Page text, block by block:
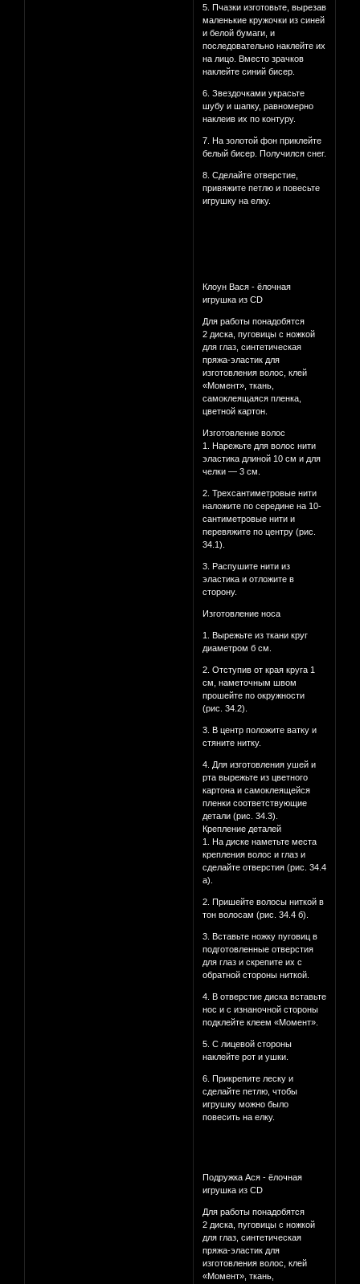
5. Пчазки изготовьте, вырезав
маленькие кружочки из синей
и белой бумаги, и
последовательно наклейте их
на лицо. Вместо зрачков
наклейте синий бисер.
6. Звездочками украсьте
шубу и шапку, равномерно
наклеив их по контуру.
7. На золотой фон приклейте
белый бисер. Получился снег.
8. Сделайте отверстие,
привяжите петлю и повесьте
игрушку на елку.
Клоун Вася - ёлочная
игрушка из CD
Для работы понадобятся
2 диска, пуговицы с ножкой
для глаз, синтетическая
пряжа-эластик для
изготовления волос, клей
«Момент», ткань,
самоклеящаяся пленка,
цветной картон.
Изготовление волос
1. Нарежьте для волос нити
эластика длиной 10 см и для
челки — 3 см.
2. Трехсантиметровые нити
наложите по середине на 10-
сантиметровые нити и
перевяжите по центру (рис.
34.1).
3. Распушите нити из
эластика и отложите в
сторону.
Изготовление носа
1. Вырежьте из ткани круг
диаметром б см.
2. Отступив от края круга 1
см, наметочным швом
прошейте по окружности
(рис. 34.2).
3. В центр положите ватку и
стяните нитку.
4. Для изготовления ушей и
рта вырежьте из цветного
картона и самоклеящейся
пленки соответствующие
детали (рис. 34.3).
Крепление деталей
1. На диске наметьте места
крепления волос и глаз и
сделайте отверстия (рис. 34.4
а).
2. Пришейте волосы ниткой в
тон волосам (рис. 34.4 б).
3. Вставьте ножку пуговиц в
подготовленные отверстия
для глаз и скрепите их с
обратной стороны ниткой.
4. В отверстие диска вставьте
нос и с изнаночной стороны
подклейте клеем «Момент».
5. С лицевой стороны
наклейте рот и ушки.
6. Прикрепите леску и
сделайте петлю, чтобы
игрушку можно было
повесить на елку.
Подружка Ася - ёлочная
игрушка из CD
Для работы понадобятся
2 диска, пуговицы с ножкой
для глаз, синтетическая
пряжа-эластик для
изготовления волос, клей
«Момент», ткань,